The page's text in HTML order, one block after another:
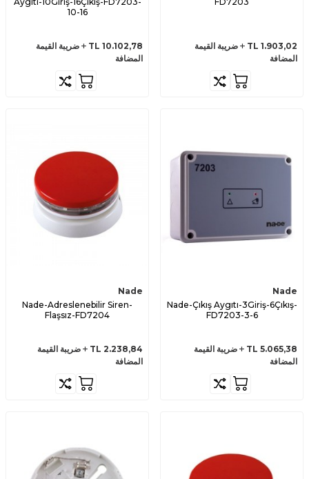
1.903,02
ضريبة القيمة
المضافة
10-16
10.102,78
ضريبة القيمة
المضافة
Nade
Nade-Çıkış Aygıtı-3Giriş-6Çıkış-
FD7203-3-6
5.065,38
ضريبة القيمة
المضافة
Nade
Nade-Adreslenebilir Siren-
Flaşsız-FD7204
2.238,84
ضريبة القيمة
المضافة